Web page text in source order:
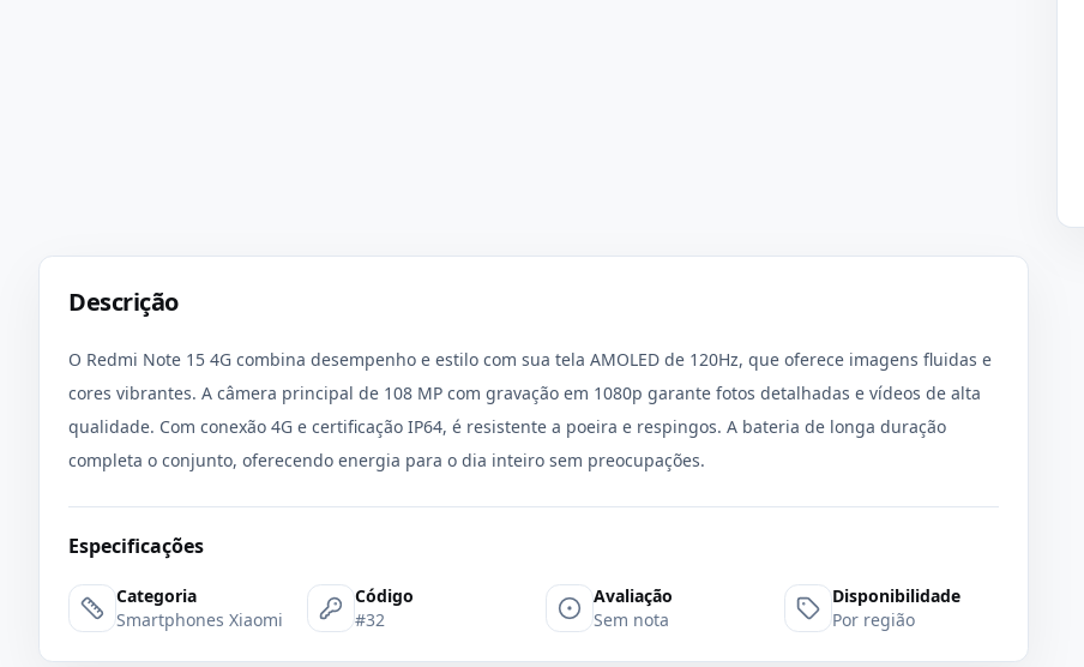
Descrição
O Redmi Note 15 4G combina desempenho e estilo com sua tela AMOLED de 120Hz, que oferece imagens fluidas e
cores vibrantes. A câmera principal de 108 MP com gravação em 1080p garante fotos detalhadas e vídeos de alta
qualidade. Com conexão 4G e certificação IP64, é resistente a poeira e respingos. A bateria de longa duração
completa o conjunto, oferecendo energia para o dia inteiro sem preocupações.
Especificações
Categoria
Smartphones Xiaomi
Código
#32
Avaliação
Sem nota
Disponibilidade
Por região